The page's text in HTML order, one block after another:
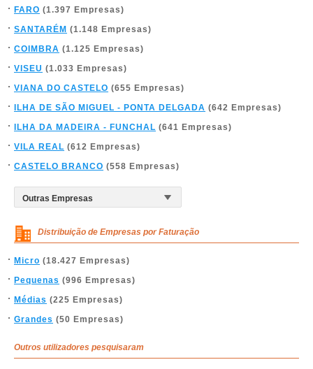
FARO (1.397 Empresas)
SANTARÉM (1.148 Empresas)
COIMBRA (1.125 Empresas)
VISEU (1.033 Empresas)
VIANA DO CASTELO (655 Empresas)
ILHA DE SÃO MIGUEL - PONTA DELGADA (642 Empresas)
ILHA DA MADEIRA - FUNCHAL (641 Empresas)
VILA REAL (612 Empresas)
CASTELO BRANCO (558 Empresas)
Distribuição de Empresas por Faturação
Micro (18.427 Empresas)
Pequenas (996 Empresas)
Médias (225 Empresas)
Grandes (50 Empresas)
Outros utilizadores pesquisaram